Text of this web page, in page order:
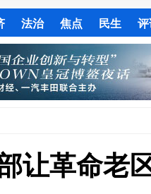
法治 焦点 民生
让革命老